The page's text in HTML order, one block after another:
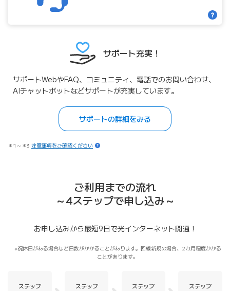
サポート充実！
サポートWebやFAQ、コミュニティ、電話でのお問い合わせ、
AIチャットボットなどサポートが充実しています。
サポートの詳細をみる
＊1～＊3 注意事項をご確認ください
ご利用までの流れ
～4ステップで申し込み～
お申し込みから最短9日で光インターネット開通！
祝休日がある場合など日数がかかることがあります。回線新規の場合、2カ月程度かかる
ことがあります。
ステップ ステップ ステップ ステップ